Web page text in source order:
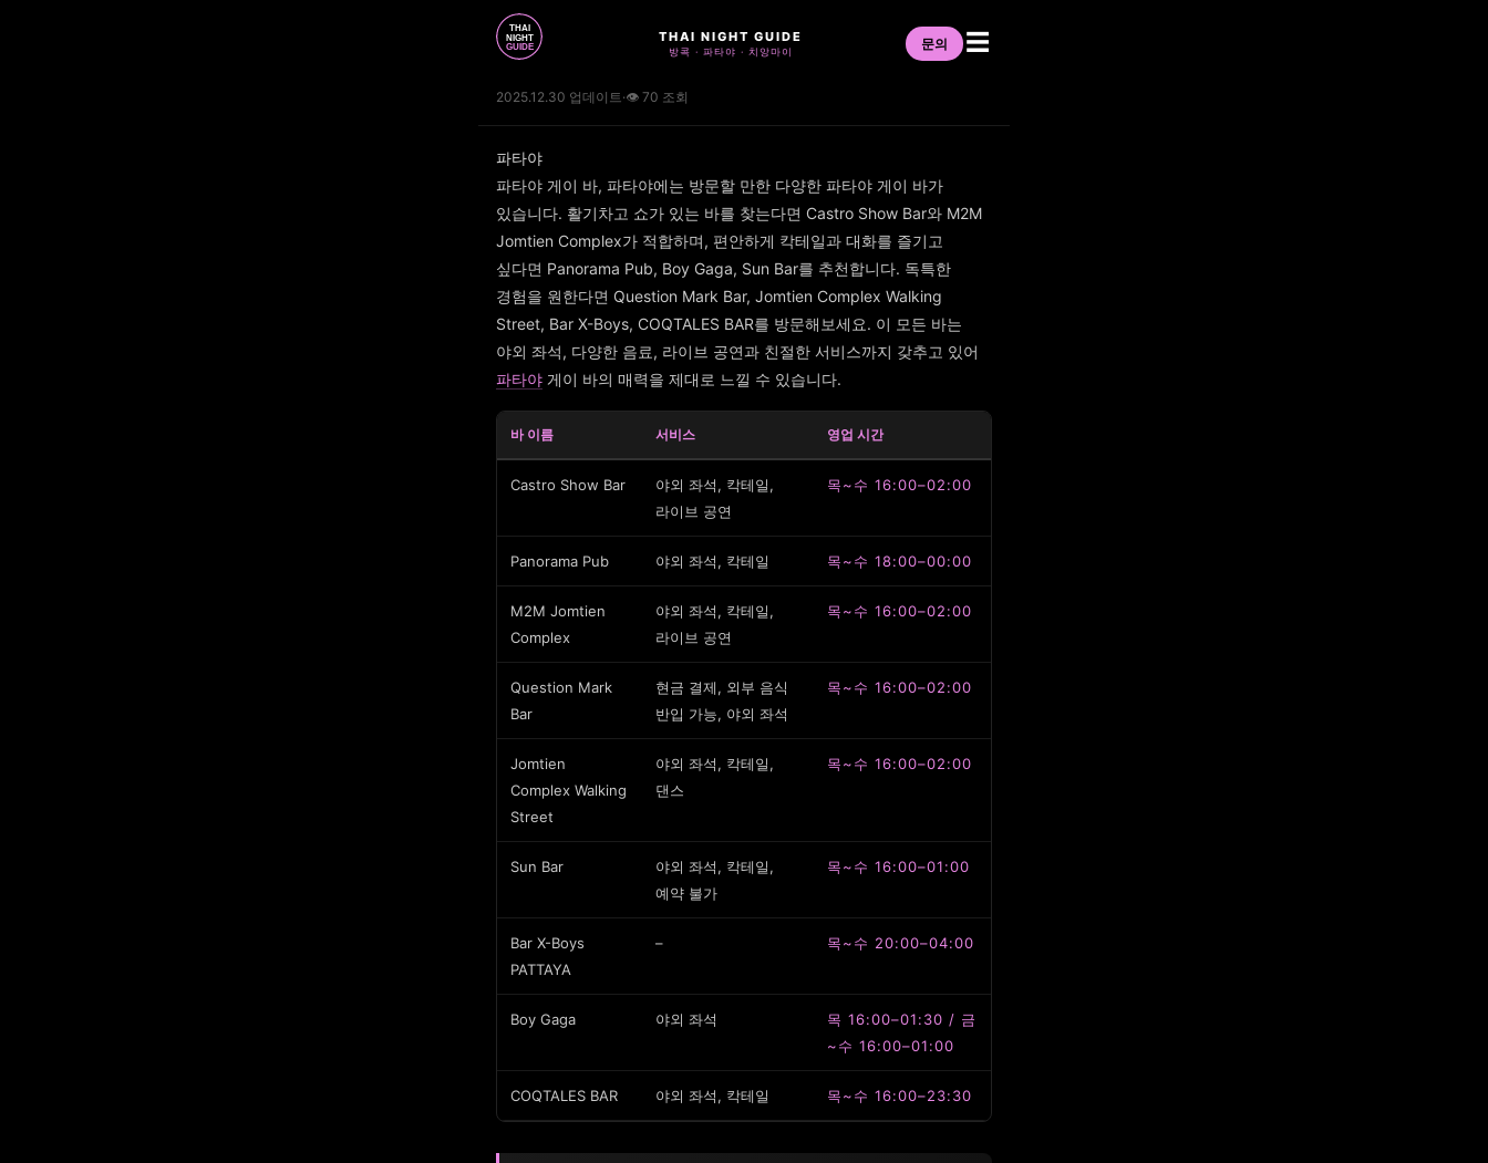
THAI NIGHT GUIDE
방콕 · 파타야 · 치앙마이 문의 ☰
2025.12.30 업데이트·👁 70 조회
파타야
파타야 게이 바, 파타야에는 방문할 만한 다양한 파타야 게이 바가
있습니다. 활기차고 쇼가 있는 바를 찾는다면 Castro Show Bar와 M2M
Jomtien Complex가 적합하며, 편안하게 칵테일과 대화를 즐기고
싶다면 Panorama Pub, Boy Gaga, Sun Bar를 추천합니다. 독특한
경험을 원한다면 Question Mark Bar, Jomtien Complex Walking
Street, Bar X-Boys, COQTALES BAR를 방문해보세요. 이 모든 바는
야외 좌석, 다양한 음료, 라이브 공연과 친절한 서비스까지 갖추고 있어
파타야 게이 바의 매력을 제대로 느낄 수 있습니다.
바 이름 서비스 영업 시간
Castro Show Bar
야외 좌석, 칵테일,
라이브 공연
목~수 16:00–02:00
Panorama Pub 야외 좌석, 칵테일 목~수 18:00–00:00
M2M Jomtien
Complex
야외 좌석, 칵테일,
라이브 공연
목~수 16:00–02:00
Question Mark
Bar
현금 결제, 외부 음식
반입 가능, 야외 좌석
목~수 16:00–02:00
Jomtien
Complex Walking
Street
야외 좌석, 칵테일,
댄스
목~수 16:00–02:00
Sun Bar
야외 좌석, 칵테일,
예약 불가
목~수 16:00–01:00
Bar X-Boys
PATTAYA
– 목~수 20:00–04:00
Boy Gaga 야외 좌석
목 16:00–01:30 / 금
~수 16:00–01:00
COQTALES BAR 야외 좌석, 칵테일 목~수 16:00–23:30